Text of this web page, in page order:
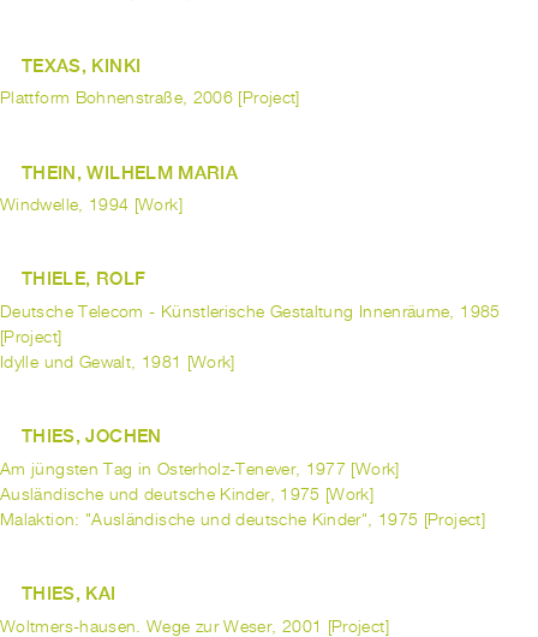
TEXAS, KINKI
Plattform Bohnenstraße, 2006 [Project]
THEIN, WILHELM MARIA
Windwelle, 1994 [Work]
THIELE, ROLF
Deutsche Telecom - Künstlerische Gestaltung Innenräume, 1985
[Project]
Idylle und Gewalt, 1981 [Work]
THIES, JOCHEN
Am jüngsten Tag in Osterholz-Tenever, 1977 [Work]
Ausländische und deutsche Kinder, 1975 [Work]
Malaktion: "Ausländische und deutsche Kinder", 1975 [Project]
THIES, KAI
Woltmers-hausen. Wege zur Weser, 2001 [Project]